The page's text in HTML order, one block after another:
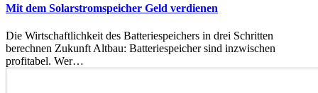
Mit dem Solarstromspeicher Geld verdienen
Die Wirtschaftlichkeit des Batteriespeichers in drei Schritten
berechnen Zukunft Altbau: Batteriespeicher sind inzwischen
profitabel. Wer…